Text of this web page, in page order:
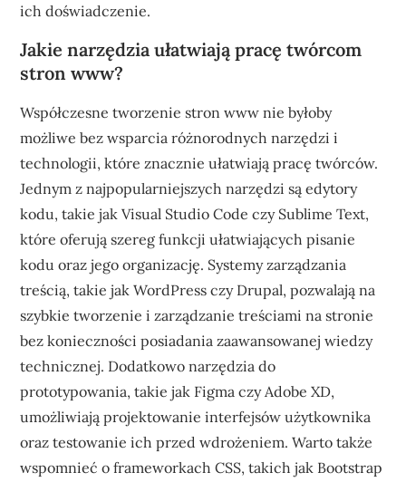
ich doświadczenie.
Jakie narzędzia ułatwiają pracę twórcom
stron www?
Współczesne tworzenie stron www nie byłoby
możliwe bez wsparcia różnorodnych narzędzi i
technologii, które znacznie ułatwiają pracę twórców.
Jednym z najpopularniejszych narzędzi są edytory
kodu, takie jak Visual Studio Code czy Sublime Text,
które oferują szereg funkcji ułatwiających pisanie
kodu oraz jego organizację. Systemy zarządzania
treścią, takie jak WordPress czy Drupal, pozwalają na
szybkie tworzenie i zarządzanie treściami na stronie
bez konieczności posiadania zaawansowanej wiedzy
technicznej. Dodatkowo narzędzia do
prototypowania, takie jak Figma czy Adobe XD,
umożliwiają projektowanie interfejsów użytkownika
oraz testowanie ich przed wdrożeniem. Warto także
wspomnieć o frameworkach CSS, takich jak Bootstrap